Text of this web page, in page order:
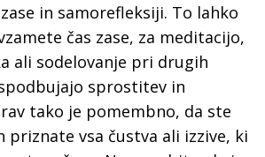
in samorefleksiji. To lahko
čas zase, za meditacijo,
ali sodelovanje pri drugih
sprostitev in
tako je pomembno, da ste
priznate vsa čustva ali izzive, ki